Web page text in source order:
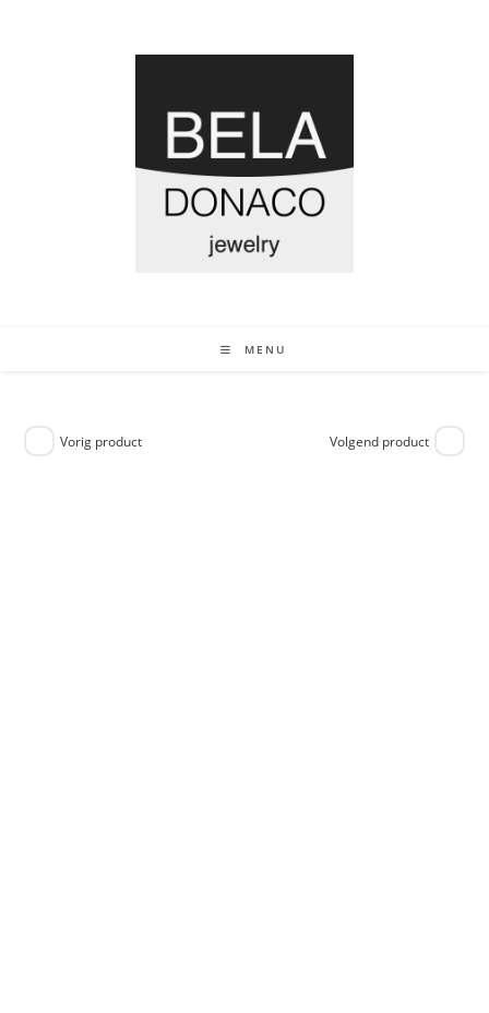
MENU
Vorig product Volgend product